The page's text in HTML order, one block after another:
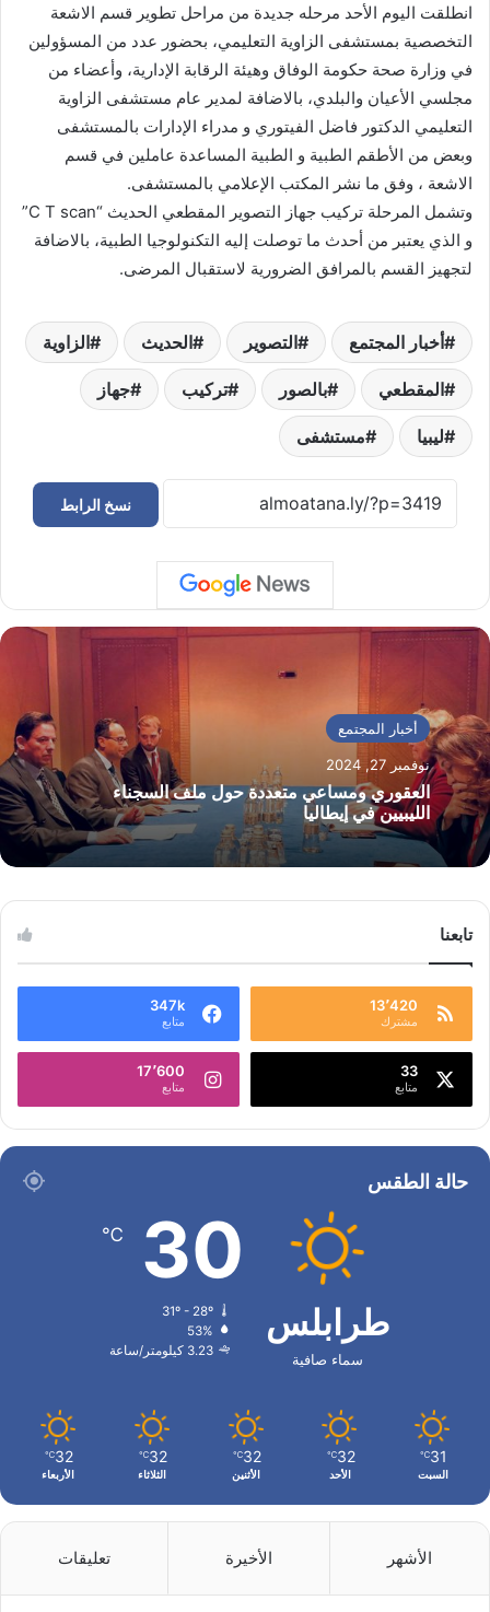
انطلقت اليوم الأحد مرحله جديدة من مراحل تطوير قسم الاشعة
التخصصية بمستشفى الزاوية التعليمي، بحضور عدد من المسؤولين
في وزارة صحة حكومة الوفاق وهيئة الرقابة الإدارية، وأعضاء من
مجلسي الأعيان والبلدي، بالاضافة لمدير عام مستشفى الزاوية
التعليمي الدكتور فاضل الفيتوري و مدراء الإدارات بالمستشفى
وبعض من الأطقم الطبية و الطبية المساعدة عاملين في قسم
الاشعة ، وفق ما نشر المكتب الإعلامي بالمستشفى.
وتشمل المرحلة تركيب جهاز التصوير المقطعي الحديث “C T scan”
و الذي يعتبر من أحدث ما توصلت إليه التكنولوجيا الطبية، بالاضافة
لتجهيز القسم بالمرافق الضرورية لاستقبال المرضى.
أخبار المجتمع التصوير الحديث الزاوية
المقطعي بالصور تركيب جهاز
ليبيا مستشفى
نسخ الرابط
أخبار المجتمع
نوفمبر 27, 2024
العقوري ومساعي متعددة حول ملف السجناء
الليبيين في إيطاليا
تابعنا
13٬420
مشترك
347k
متابع
33
متابع
17٬600
متابع
حالة الطقس
طرابلس
سماء صافية
30
℃
31º - 28º
53%
3.23 كيلومتر/ساعة
31
℃
السبت
32
℃
الأحد
32
℃
الأثنين
32
℃
الثلاثاء
32
℃
الأربعاء
الأشهر الأخيرة تعليقات